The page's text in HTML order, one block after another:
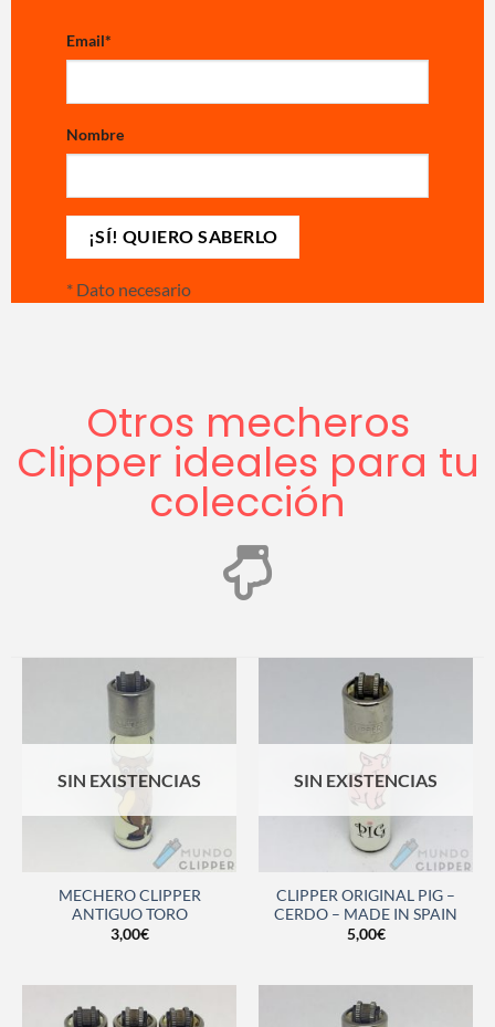
Email*
Nombre
* Dato necesario
Otros mecheros
Clipper ideales para tu
colección
SIN EXISTENCIAS
MECHERO CLIPPER
ANTIGUO TORO
3,00€
SIN EXISTENCIAS
CLIPPER ORIGINAL PIG –
CERDO – MADE IN SPAIN
5,00€